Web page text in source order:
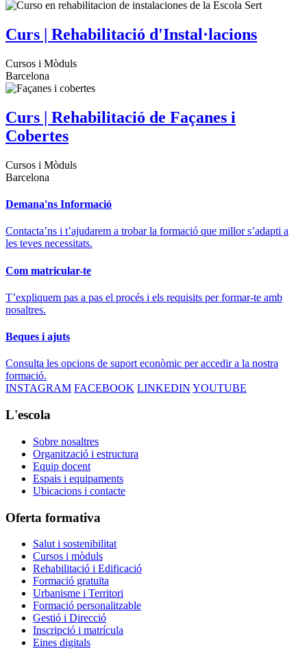
Curs | Rehabilitació d'Instal·lacions
Cursos i Mòduls
Barcelona
Curs | Rehabilitació de Façanes i
Cobertes
Cursos i Mòduls
Barcelona
Demana'ns Informació
Contacta’ns i t’ajudarem a trobar la formació que millor s’adapti a
les teves necessitats.
Com matricular-te
T’expliquem pas a pas el procés i els requisits per formar-te amb
nosaltres.
Beques i ajuts
Consulta les opcions de suport econòmic per accedir a la nostra
formació.
INSTAGRAM FACEBOOK LINKEDIN YOUTUBE
L'escola
Sobre nosaltres
Organització i estructura
Equip docent
Espais i equipaments
Ubicacions i contacte
Oferta formativa
Salut i sostenibilitat
Cursos i mòduls
Rehabilitació i Edificació
Formació gratuïta
Urbanisme i Territori
Formació personalitzable
Gestió i Direcció
Inscripció i matrícula
Eines digitals